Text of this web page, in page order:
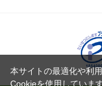
本サイトの最適化や利
Cookieを使用していま